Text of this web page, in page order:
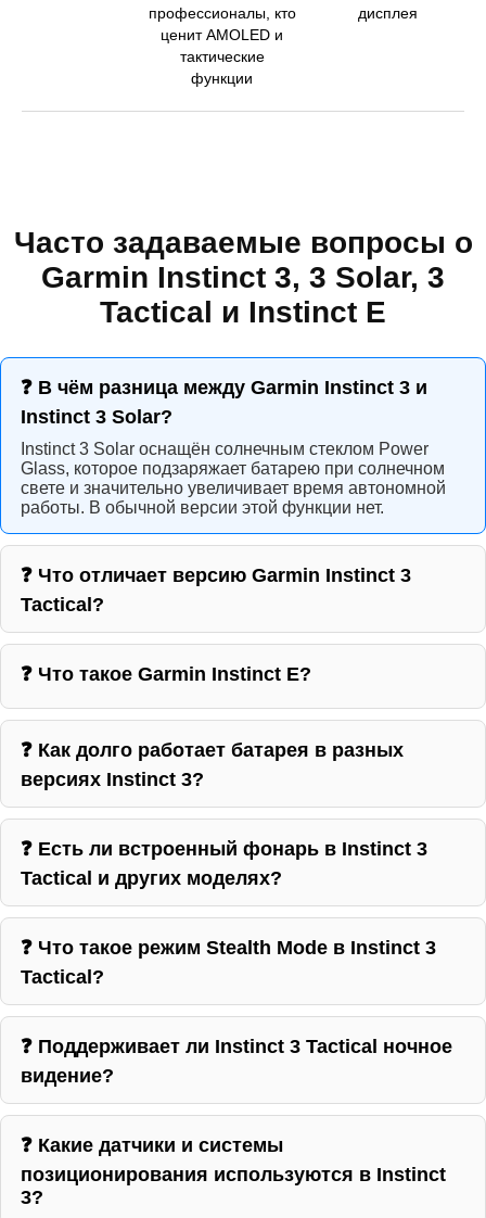
профессионалы, кто
ценит AMOLED и
тактические
функции
дисплея
Часто задаваемые вопросы о
Garmin Instinct 3, 3 Solar, 3
Tactical и Instinct E
❓ В чём разница между Garmin Instinct 3 и
Instinct 3 Solar?
Instinct 3 Solar оснащён солнечным стеклом Power
Glass, которое подзаряжает батарею при солнечном
свете и значительно увеличивает время автономной
работы. В обычной версии этой функции нет.
❓ Что отличает версию Garmin Instinct 3
Tactical?
❓ Что такое Garmin Instinct E?
❓ Как долго работает батарея в разных
версиях Instinct 3?
❓ Есть ли встроенный фонарь в Instinct 3
Tactical и других моделях?
❓ Что такое режим Stealth Mode в Instinct 3
Tactical?
❓ Поддерживает ли Instinct 3 Tactical ночное
видение?
❓ Какие датчики и системы
позиционирования используются в Instinct
3?